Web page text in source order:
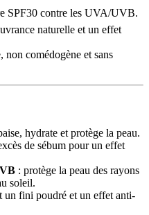
SPF30 contre les UVA/UVB.
naturelle et un effet
comédogène et sans
hydrate et protège la peau.
de sébum pour un effet
: protège la peau des rayons
soleil.
un fini poudré et un effet anti-